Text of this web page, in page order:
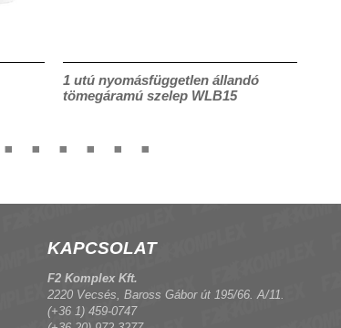
1 utú nyomásfüggetlen állandó
tömegáramú szelep WLB15
KAPCSOLAT
F2 Komplex Kft.
2220 Vecsés, Baross Gábor út 195/66. A/11.
(+36 1) 459-0747